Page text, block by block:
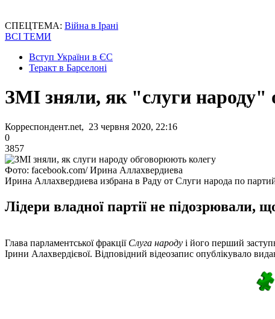
СПЕЦТЕМА: Війна в Ірані
ВСІ ТЕМИ
Вступ України в ЄС
Теракт в Барселоні
ЗМІ зняли, як "слуги народу"
Корреспондент.net, 23 червня 2020, 22:16
0
3857
Фото: facebook.com/ Ирина Аллахвердиева
Ирина Аллахвердиева избрана в Раду от Слуги народа по
Лідери владної партії не підозрювали,
Глава парламентської фракції Слуга народу і його перший
Ірини Алахвердієвої. Відповідний відеозапис опублікувало